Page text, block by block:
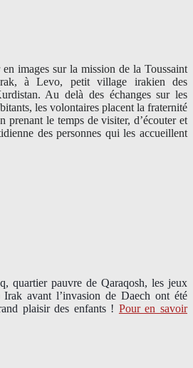
en images sur la mission de la Toussaint
à Levo, petit village irakien des
Au delà des échanges sur les
les volontaires placent la fraternité
prenant le temps de visiter, d’écouter et
des personnes qui les accueillent
quartier pauvre de Qaraqosh, les jeux
Irak​ avant l’invasion de Daech ont été
plaisir des enfants ! Pour en savoir